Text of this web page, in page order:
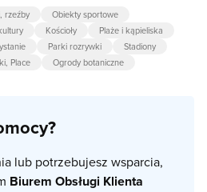
rzeźby
Obiekty sportowe
Kościoły
Plaże i kąpieliska
Parki rozrywki
Stadiony
Place Ogrody botaniczne
lub potrzebujesz wsparcia,
Biurem Obsługi Klienta